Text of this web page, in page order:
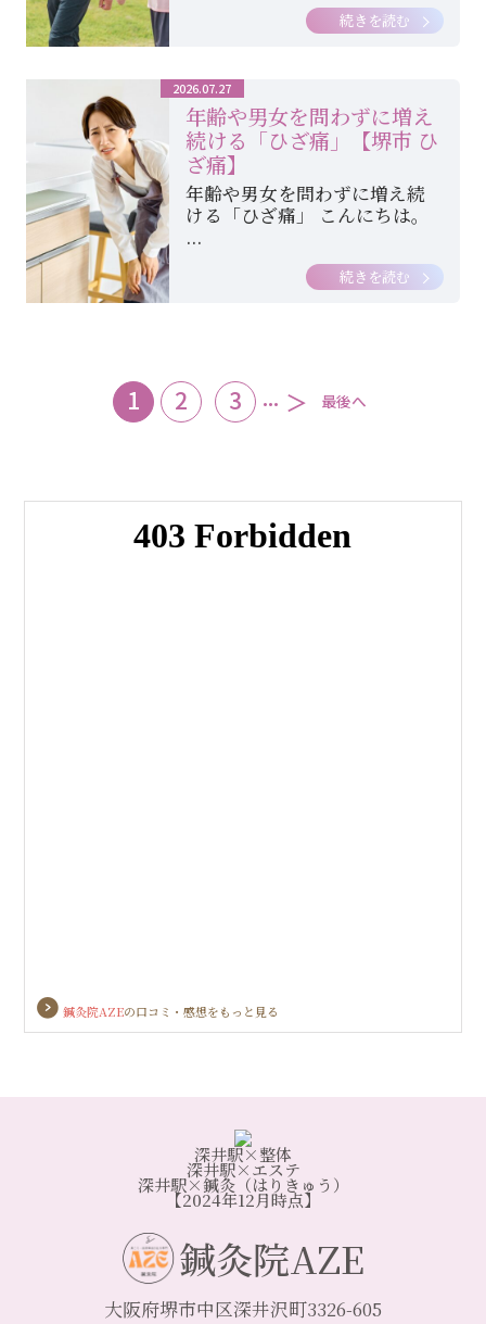
続きを読む
2026.07.27
年齢や男女を問わずに増え
続ける「ひざ痛」【堺市 ひ
ざ痛】
年齢や男女を問わずに増え続
ける「ひざ痛」 こんにちは。
...
続きを読む
1 2 3 ... ＞ 最後へ
鍼灸院AZEの口コミ・感想をもっと見る
深井駅×整体
深井駅×エステ
深井駅×鍼灸（はりきゅう）
【2024年12月時点】
鍼灸院AZE
大阪府堺市中区深井沢町3326-605